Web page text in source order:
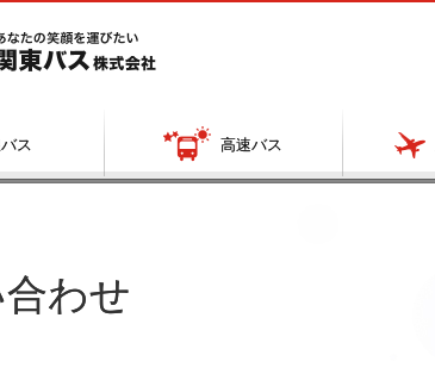
ス 高速バス
わせ